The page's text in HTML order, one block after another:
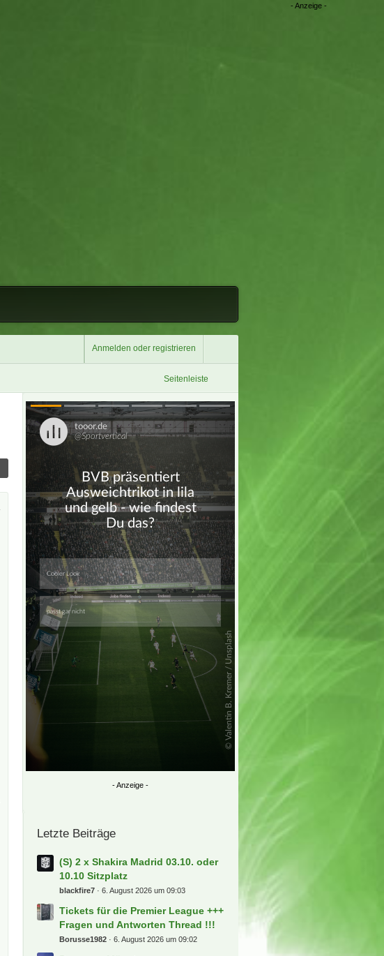
Anmelden oder registrieren
Seitenleiste
Überspringen
Letzte Beiträge
(S) 2 x Shakira Madrid 03.10. oder
10.10 Sitzplatz
blackfire7 6. August 2026 um 09:03
Tickets für die Premier League +++
Fragen und Antworten Thread !!!
Borusse1982 6. August 2026 um 09:02